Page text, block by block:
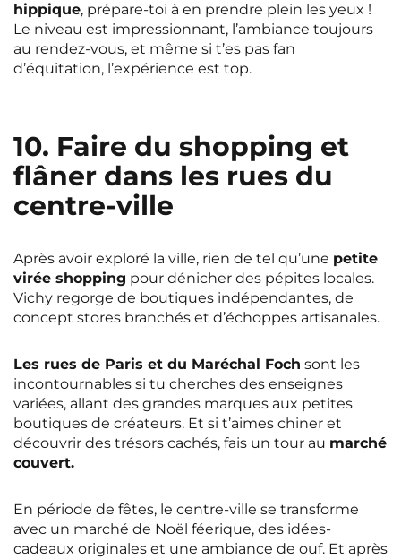
hippique, prépare-toi à en prendre plein les yeux !
Le niveau est impressionnant, l’ambiance toujours
au rendez-vous, et même si t’es pas fan
d’équitation, l’expérience est top.
10. Faire du shopping et
flâner dans les rues du
centre-ville
Après avoir exploré la ville, rien de tel qu’une petite
virée shopping pour dénicher des pépites locales.
Vichy regorge de boutiques indépendantes, de
concept stores branchés et d’échoppes artisanales.
Les rues de Paris et du Maréchal Foch sont les
incontournables si tu cherches des enseignes
variées, allant des grandes marques aux petites
boutiques de créateurs. Et si t’aimes chiner et
découvrir des trésors cachés, fais un tour au marché
couvert.
En période de fêtes, le centre-ville se transforme
avec un marché de Noël féerique, des idées-
cadeaux originales et une ambiance de ouf. Et après